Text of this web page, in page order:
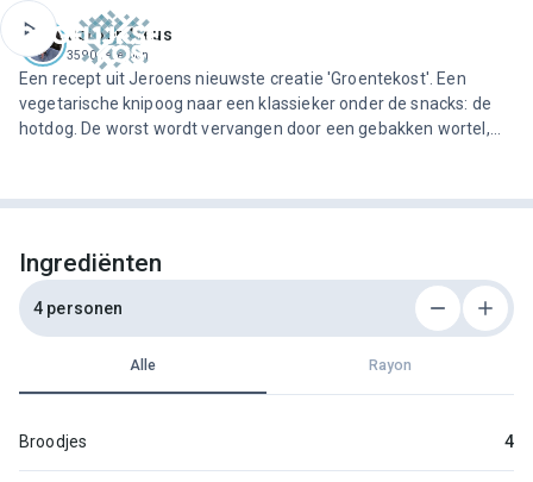
Jeroen Meus
3590 recepten
Een recept uit Jeroens nieuwste creatie 'Groentekost'. Een
vegetarische knipoog naar een klassieker onder de snacks: de
hotdog. De worst wordt vervangen door een gebakken wortel,
York hotdog kan dit zeker tellen!
Ingrediënten
4 personen
Alle Rayon
Broodjes 4